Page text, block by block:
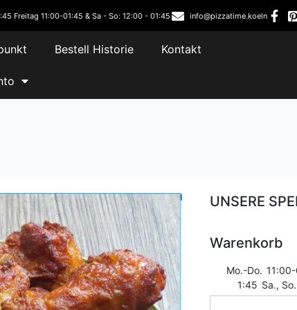
Freitag 11:00-01:45 & Sa - So: 12:00 - 01:45 info@pizzatime.koeln
Bestell Historie Kontakt
UNSERE
Warenkorb
Mo.-Do.
1:45 Sa., So.